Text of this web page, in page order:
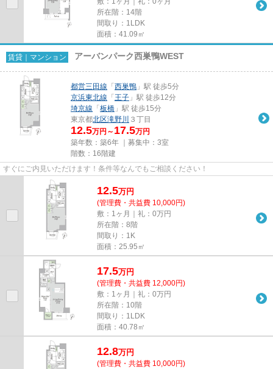
所在階：14階
間取り：1LDK
面積：41.09㎡
賃貸｜マンション アーバンパーク西巣鴨WEST
都営三田線 「 西巣鴨 」駅 徒歩5分
京浜東北線 「 王子 」駅 徒歩12分
埼京線 「 板橋 」駅 徒歩15分
東京都北区滝野川 ３丁目
12.5万円～ 17.5万円
築年数：築6年 ｜募集中： 3室
階数：16階建
すぐにご内見いただけます！条件等なんでもご相談ください！
12.5万円
(管理費・共益費 10,000円)
敷：1ヶ月｜礼：0万円
所在階：8階
間取り：1K
面積：25.95㎡
17.5万円
(管理費・共益費 12,000円)
敷：1ヶ月｜礼：0万円
所在階：10階
間取り：1LDK
面積：40.78㎡
12.8万円
(管理費・共益費 10,000円)